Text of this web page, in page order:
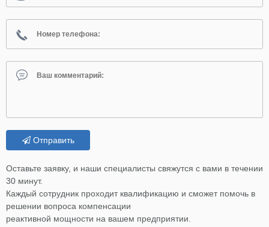
Отправить
Оставьте заявку, и наши специалисты свяжутся с вами в течении
30 минут.
Каждый сотрудник проходит квалификацию и сможет помочь в
решении вопроса компенсации
реактивной мощности на вашем предприятии.